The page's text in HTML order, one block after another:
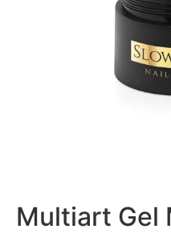
Multiart Gel